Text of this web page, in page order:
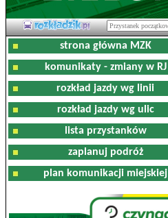
strona główna MZK
komunikaty - zmiany w RJ
rozkład jazdy wg linii
rozkład jazdy wg ulic
lista przystanków
zaplanuj podróż
plan komunikacji miejskiej